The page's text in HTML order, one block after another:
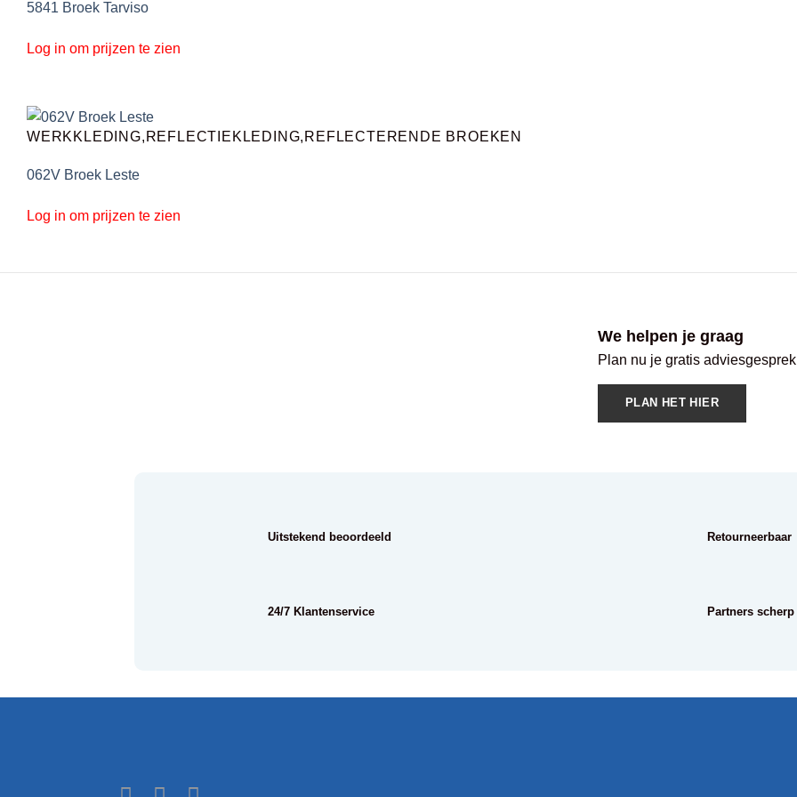
5841 Broek Tarviso
Log in om prijzen te zien
WERKKLEDING,REFLECTIEKLEDING,REFLECTERENDE BROEKEN
062V Broek Leste
Log in om prijzen te zien
We helpen je graag
Plan nu je gratis
PLAN HET HIER
Uitstekend beoordeeld
24/7 Klantenservice
Retourneerbaar
Partners